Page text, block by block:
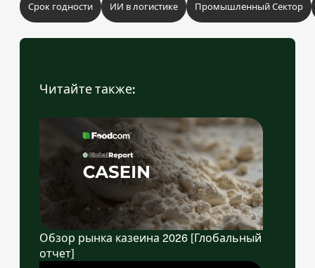
Срок годности ИИ в логистике Промышленный Сектор
Читайте также:
Обзор рынка казеина 2026 [Глобальный
отчет]